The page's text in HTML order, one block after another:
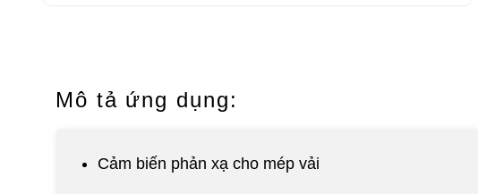
Mô tả ứng dụng:
Cảm biến phản xạ cho mép vải